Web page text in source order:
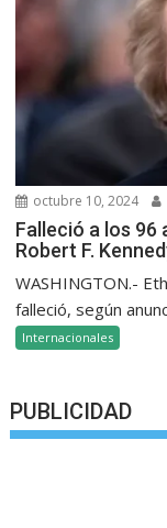
octubre 10, 2024
Falleció a los 96
Robert F.
WASHINGTON.-
falleció, según
Internacionales
PUBLICIDAD